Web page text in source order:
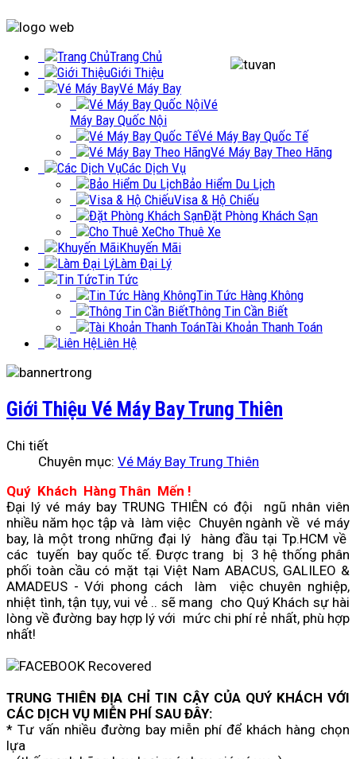
Trang Chủ
Giới Thiệu
Vé Máy Bay
Vé
Máy Bay Quốc Nội
Vé Máy Bay Quốc Tế
Vé Máy Bay Theo Hãng
Các Dịch Vụ
Bảo Hiểm Du Lịch
Visa & Hộ Chiếu
Đặt Phòng Khách Sạn
Cho Thuê Xe
Khuyến Mãi
Làm Đại Lý
Tin Tức
Tin Tức Hàng Không
Thông Tin Cần Biết
Tài Khoản Thanh Toán
Liên Hệ
Giới Thiệu Vé Máy Bay Trung Thiên
Chi tiết
Chuyên mục: Vé Máy Bay Trung Thiên
Quý Khách Hàng Thân Mến !
Đại lý vé máy bay TRUNG THIÊN có đội ngũ nhân viên
nhiều năm học tập và làm việc Chuyên ngành về vé máy
bay, là một trong những đại lý hàng đầu tại Tp.HCM về
các tuyến bay quốc tế. Được trang bị 3 hệ thống phân
phối toàn cầu có mặt tại Việt Nam ABACUS, GALILEO &
AMADEUS - Với phong cách làm việc chuyên nghiệp,
nhiệt tình, tận tụy, vui vẻ .. sẽ mang cho Quý Khách sự hài
lòng về đường bay hợp lý với mức chi phí rẻ nhất, phù hợp
nhất!
TRUNG THIÊN ĐỊA CHỈ TIN CẬY CỦA QUÝ KHÁCH VỚI
CÁC DỊCH VỤ MIỄN PHÍ SAU ĐÂY:
* Tư vấn nhiều đường bay miễn phí để khách hàng chọn
lựa